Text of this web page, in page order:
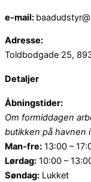
e-mail:
Adresse:
Toldbodgade 25,
Detaljer
Åbningstider:
Om formiddagen
butikken på havnen
Man-fre: 13:00 –
Lørdag: 10:00 –
Søndag: Lukket